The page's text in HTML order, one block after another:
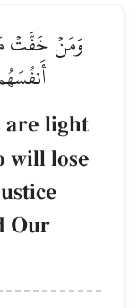
وَمَنۡ خَفَّتۡ
are light
will lose
Our